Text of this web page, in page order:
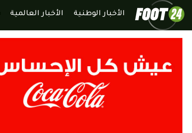
الأخبار الوطنية الأخبار العالمية